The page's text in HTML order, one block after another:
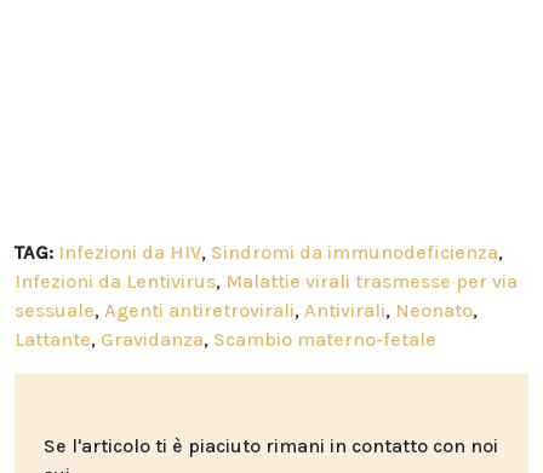
TAG: Infezioni da HIV, Sindromi da immunodeficienza,
Infezioni da Lentivirus, Malattie virali trasmesse per via
sessuale, Agenti antiretrovirali, Antivirali, Neonato,
Lattante, Gravidanza, Scambio materno-fetale
Se l'articolo ti è piaciuto rimani in contatto con noi